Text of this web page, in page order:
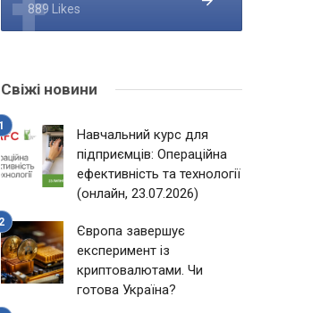
889 Likes
Свіжі новини
Навчальний курс для
підприємців: Операційна
ефективність та технології
(онлайн, 23.07.2026)
Європа завершує
експеримент із
криптовалютами. Чи
готова Україна?